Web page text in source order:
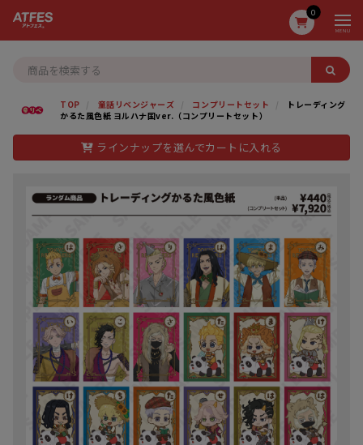
0
MENU
TOP 童話リベンジャーズ コンプリートセット
トレーディング
かるた風色紙 ヨルハナ国ver.（コンプリートセット）
ラインナップを選んでカートに入れる